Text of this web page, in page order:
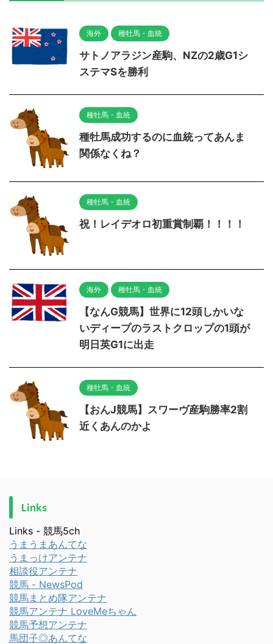
海外 種牡馬・血統
サトノアラジン産駒、NZの2歳G1シ
ステマSを勝利
種牡馬・血統
種牡馬成功するのに血統ってあんま
関係なくね？
種牡馬・血統
祝！レイデオロ初重賞制覇！！！！
海外 種牡馬・血統
【なんG競馬】世界に12頭しかいな
いディープのラストクロップの1頭が
明日英G1に出走
種牡馬・血統
【おんJ競馬】スワーヴ産駒勝率2割
近くあんのかよ
Links
Links - 競馬5ch
うまうまあんてな
うまっけアンテナ
相談役アンテナ
競馬 - NewsPod
競馬まとめ隊アンテナ
競馬アンテナ LoveMeちゃん
競馬予想アンテナ
馬団子◎あんてな